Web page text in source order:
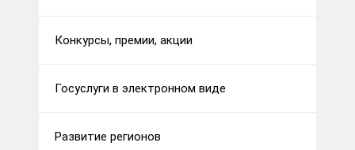
Конкурсы, премии, акции
Госуслуги в электронном виде
Развитие регионов